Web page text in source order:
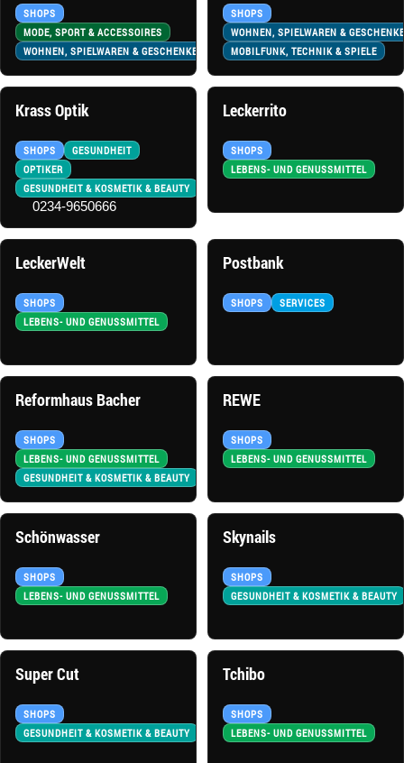
SHOPS
MODE, SPORT & ACCESSOIRES
WOHNEN, SPIELWAREN & GESCHENKE
SHOPS
WOHNEN, SPIELWAREN & GESCHENKE
MOBILFUNK, TECHNIK & SPIELE
SHOPS
GESUNDHEIT
OPTIKER
GESUNDHEIT & KOSMETIK & BEAUTY
Krass Optik
0234-9650666
SHOPS
LEBENS- UND GENUSSMITTEL
Leckerrito
SHOPS
LEBENS- UND GENUSSMITTEL
LeckerWelt
SHOPS SERVICES
Postbank
SHOPS
LEBENS- UND GENUSSMITTEL
GESUNDHEIT & KOSMETIK & BEAUTY
Reformhaus Bacher
SHOPS
LEBENS- UND GENUSSMITTEL
REWE
SHOPS
LEBENS- UND GENUSSMITTEL
Schönwasser
SHOPS
GESUNDHEIT & KOSMETIK & BEAUTY
Skynails
SHOPS
GESUNDHEIT & KOSMETIK & BEAUTY
Super Cut
SHOPS
LEBENS- UND GENUSSMITTEL
Tchibo